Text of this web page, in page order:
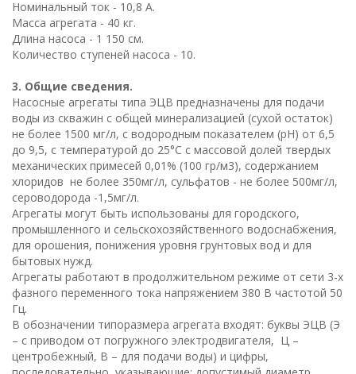
Номинальный ток - 10,8 А.
Масса агрегата - 40 кг.
Длина насоса - 1 150 см.
Количество ступеней насоса - 10.
3. Общие сведения.
Насосные агрегаты типа ЭЦВ предназначены для подачи
воды из скважин с общей минерализацией (сухой остаток)
не более 1500 мг/л, с водородным показателем (рН) от 6,5
до 9,5, с температурой до 25°С с массовой долей твердых
механических примесей 0,01% (100 гр/м3), содержанием
хлоридов не более 350мг/л, сульфатов - не более 500мг/л,
сероводорода -1,5мг/л.
Агрегаты могут быть использованы для городского,
промышленного и сельскохозяйственного водоснабжения,
для орошения, понижения уровня грунтовых вод и для
бытовых нужд.
Агрегаты работают в продолжительном режиме от сети 3-х
фазного переменного тока напряжением 380 В частотой 50
Гц.
В обозначении типоразмера агрегата входят: буквы ЭЦВ (Э
– с приводом от погружного электродвигателя, Ц –
центробежный, В – для подачи воды) и цифры,